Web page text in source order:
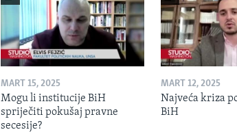
MART 15, 2025
Mogu li institucije BiH
spriječiti pokušaj pravne
secesije?
MART 12, 2025
Najveća kriza
BiH